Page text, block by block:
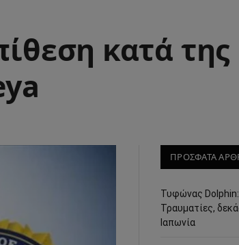
κατά της
ΠΡΟΣΦΑΤΑ
Τυφώνας
Τραυματίες,
Ιαπωνία